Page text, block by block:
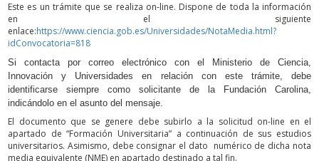
Este es un trámite que se realiza on-line. Dispone de toda la información
en el siguiente
enlace:https://www.ciencia.gob.es/Universidades/NotaMedia.html?
idConvocatoria=818
Si contacta por correo electrónico con el Ministerio de Ciencia,
Innovación y Universidades en relación con este trámite, debe
identificarse siempre como solicitante de la Fundación Carolina,
indicándolo en el asunto del mensaje.
El documento que se genere debe subirlo a la solicitud on-line en el
apartado de “Formación Universitaria” a continuación de sus estudios
universitarios. Asimismo, debe consignar el dato numérico de dicha nota
media equivalente (NME) en apartado destinado a tal fin.